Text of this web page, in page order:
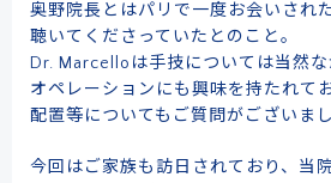
奥野院長とはパリで一度お会いされ
聴いてくださっていたとのこと。
Dr. Marcelloは手技については当然
オペレーションにも興味を持たれて
配置等についてもご質問がございまし
今回はご家族も訪日されており、当